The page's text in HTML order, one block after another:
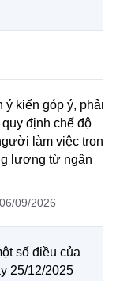
kiến góp ý, phản
định chế độ
làm việc trong
lương từ ngân
09/2026
số điều của
25/12/2025